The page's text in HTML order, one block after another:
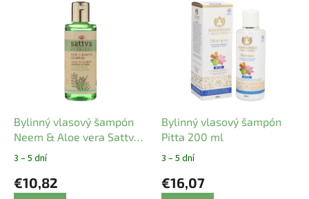
Bylinný vlasový šampón
Neem & Aloe vera Sattva
210 ml
3 – 5 dní
€10,82
Bylinný vlasový šampón
Pitta 200 ml
3 – 5 dní
€16,07